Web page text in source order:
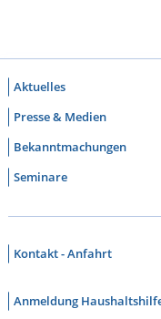
Aktuelles
Presse & Medien
Bekanntmachungen
Seminare
Kontakt - Anfahrt
Anmeldung